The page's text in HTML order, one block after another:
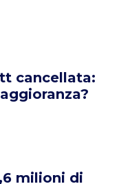
cancellata:
milioni di